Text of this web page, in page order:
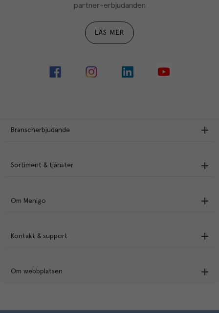
partner-erbjudanden
LÄS MER
Branscherbjudande
Sortiment & tjänster
Om Menigo
Kontakt & support
Om webbplatsen